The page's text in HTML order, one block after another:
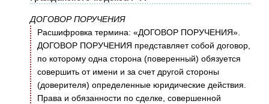
ДОГОВОР ПОРУЧЕНИЯ
Расшифровка термина: «ДОГОВОР ПОРУЧЕНИЯ».
ДОГОВОР ПОРУЧЕНИЯ представляет собой договор,
по которому одна сторона (поверенный) обязуется
совершить от имени и за счет другой стороны
(доверителя) определенные юридические действия.
Права и обязанности по сделке, совершенной